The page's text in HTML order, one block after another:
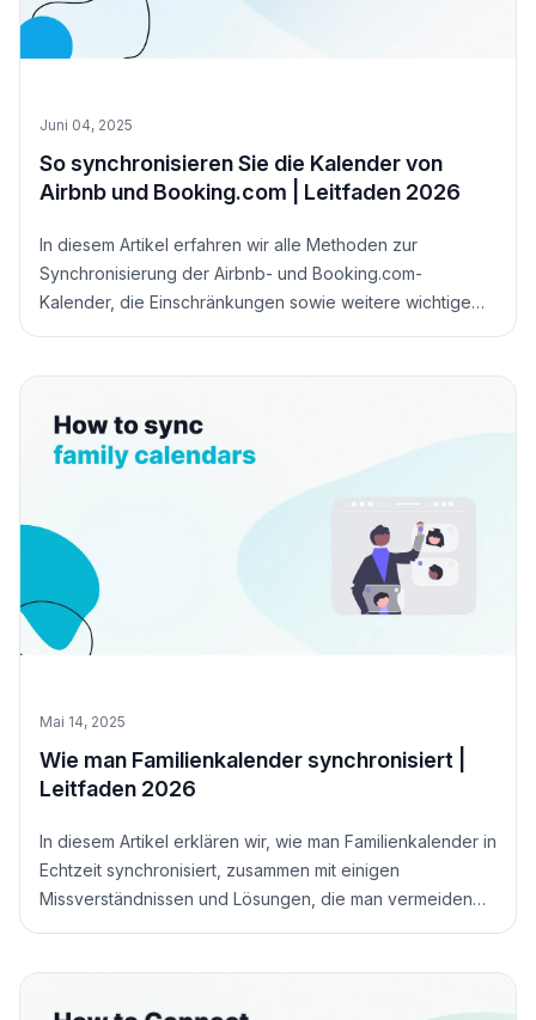
Juni 04, 2025
So synchronisieren Sie die Kalender von
Airbnb und Booking.com | Leitfaden 2026
In diesem Artikel erfahren wir alle Methoden zur
Synchronisierung der Airbnb- und Booking.com-
Kalender, die Einschränkungen sowie weitere wichtige
Mai 14, 2025
Wie man Familienkalender synchronisiert |
Leitfaden 2026
In diesem Artikel erklären wir, wie man Familienkalender in
Echtzeit synchronisiert, zusammen mit einigen
Missverständnissen und Lösungen, die man vermeiden